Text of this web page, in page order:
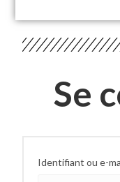
Se
Identifiant ou e-